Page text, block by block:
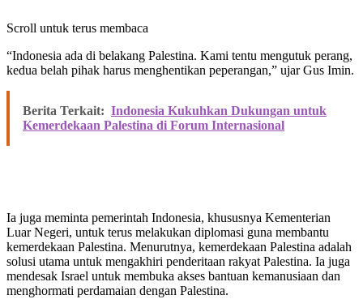
Scroll untuk terus membaca
“Indonesia ada di belakang Palestina. Kami tentu mengutuk perang,
kedua belah pihak harus menghentikan peperangan,” ujar Gus Imin.
Berita Terkait: Indonesia Kukuhkan Dukungan untuk
Kemerdekaan Palestina di Forum Internasional
Ia juga meminta pemerintah Indonesia, khususnya Kementerian
Luar Negeri, untuk terus melakukan diplomasi guna membantu
kemerdekaan Palestina. Menurutnya, kemerdekaan Palestina adalah
solusi utama untuk mengakhiri penderitaan rakyat Palestina. Ia juga
mendesak Israel untuk membuka akses bantuan kemanusiaan dan
menghormati perdamaian dengan Palestina.